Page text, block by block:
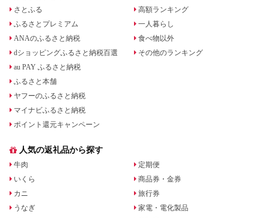
さとふる
ふるさとプレミアム
ANAのふるさと納税
dショッピングふるさと納税百選
au PAY ふるさと納税
ふるさと本舗
ヤフーのふるさと納税
マイナビふるさと納税
ポイント還元キャンペーン
高額ランキング
一人暮らし
食べ物以外
その他のランキング
人気の返礼品から探す
牛肉
いくら
カニ
うなぎ
定期便
商品券・金券
旅行券
家電・電化製品